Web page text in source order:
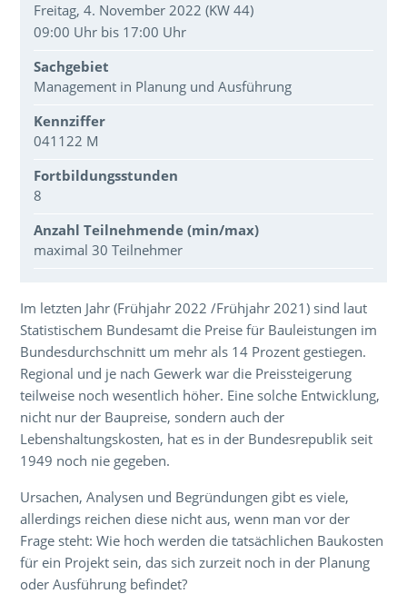
Freitag, 4. November 2022 (KW 44)
09:00 Uhr bis 17:00 Uhr
Sachgebiet
Management in Planung und Ausführung
Kennziffer
041122 M
Fortbildungsstunden
8
Anzahl Teilnehmende (min/max)
maximal 30 Teilnehmer
Über den Inhalt der Veranstaltung
Im letzten Jahr (Frühjahr 2022 /Frühjahr 2021) sind laut
Statistischem Bundesamt die Preise für Bauleistungen im
Bundesdurchschnitt um mehr als 14 Prozent gestiegen.
Regional und je nach Gewerk war die Preissteigerung
teilweise noch wesentlich höher. Eine solche Entwicklung,
nicht nur der Baupreise, sondern auch der
Lebenshaltungskosten, hat es in der Bundesrepublik seit
1949 noch nie gegeben.
Ursachen, Analysen und Begründungen gibt es viele,
allerdings reichen diese nicht aus, wenn man vor der
Frage steht: Wie hoch werden die tatsächlichen Baukosten
für ein Projekt sein, das sich zurzeit noch in der Planung
oder Ausführung befindet?